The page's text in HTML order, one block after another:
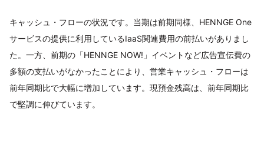
キャッシュ・フローの状況です。当期は前期同様、HENNGE One
サービスの提供に利用しているIaaS関連費用の前払いがありまし
た。一方、前期の「HENNGE NOW!」イベントなど広告宣伝費の
多額の支払いがなかったことにより、営業キャッシュ・フローは
前年同期比で大幅に増加しています。現預金残高は、前年同期比
で堅調に伸びています。